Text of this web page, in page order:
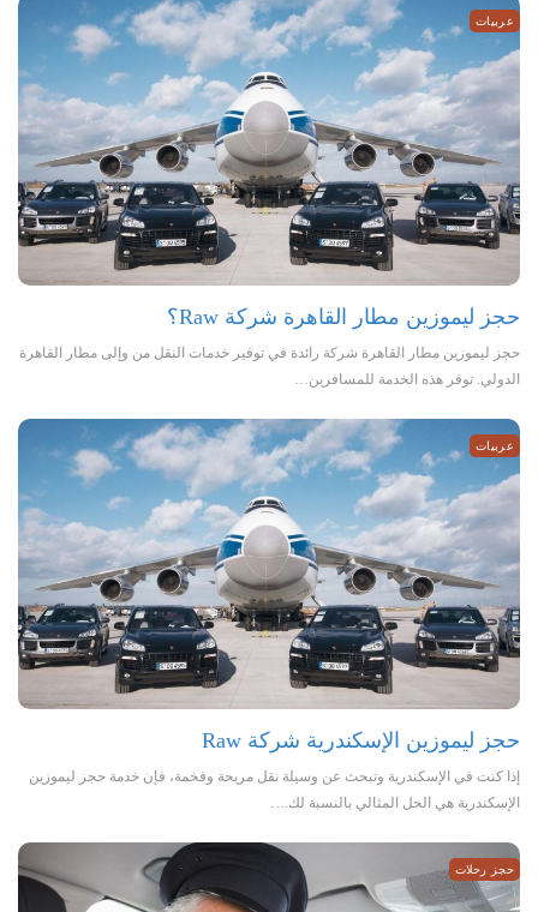
عربيات
حجز ليموزين مطار القاهرة شركة Raw؟
حجز ليموزين مطار القاهرة شركة رائدة في توفير خدمات النقل من وإلى مطار القاهرة
الدولي. توفر هذه الخدمة للمسافرين…
عربيات
حجز ليموزين الإسكندرية شركة Raw
إذا كنت في الإسكندرية وتبحث عن وسيلة نقل مريحة وفخمة، فإن خدمة حجز ليموزين
الإسكندرية هي الحل المثالي بالنسبة لك.…
حجز رحلات